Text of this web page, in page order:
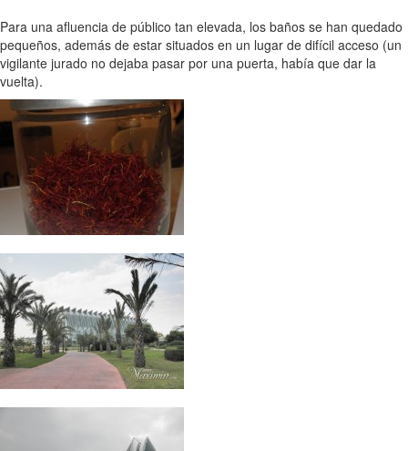
Para una afluencia de público tan elevada, los baños se han quedado
pequeños, además de estar situados en un lugar de difícil acceso (un
vigilante jurado no dejaba pasar por una puerta, había que dar la
vuelta).